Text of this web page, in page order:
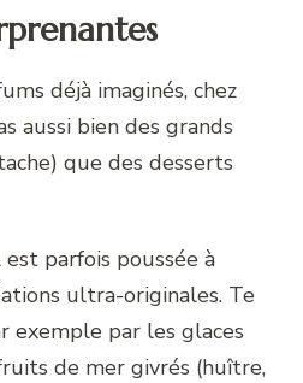
déjà imaginés, chez
aussi bien des grands
que des desserts
parfois poussée à
ultra-originales. Te
exemple par les glaces
de mer givrés (huître,